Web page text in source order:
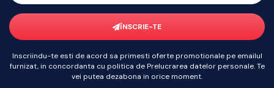
ÎNSCRIE-TE
Inscriindu-te esti de acord sa primesti oferte promotionale pe emailul
furnizat, in concordanta cu politica de Prelucrarea datelor personale. Te
vei putea dezabona in orice moment.